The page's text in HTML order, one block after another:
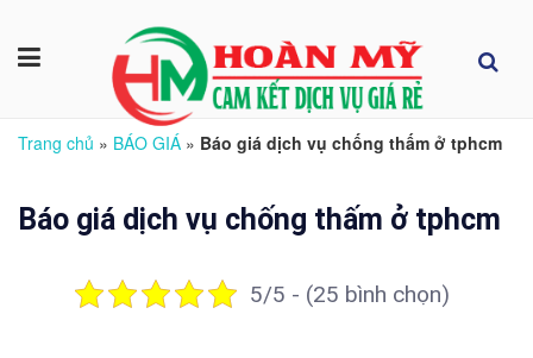
Trang chủ » BÁO GIÁ » Báo giá dịch vụ chống thấm ở tphcm
Báo giá dịch vụ chống thấm ở tphcm
5/5 - (25 bình chọn)